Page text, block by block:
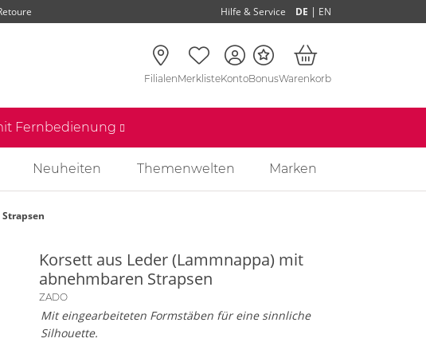
Hilfe & Service DE | EN
FilialenMerklisteKontoBonusWarenkorb
Fernbedienung
Neuheiten Themenwelten Marken
Korsett aus Leder (Lammnappa) mit
abnehmbaren Strapsen
ZADO
Mit eingearbeiteten Formstäben für eine sinnliche
Silhouette.